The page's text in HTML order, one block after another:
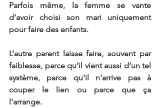
Parfois même, la femme se vante
d’avoir choisi son mari uniquement
pour faire des enfants.
L’autre parent laisse faire, souvent par
faiblesse, parce qu’il vient aussi d’un tel
système, parce qu'il n'arrive pas à
couper le lien ou parce que ça
l'arrange.